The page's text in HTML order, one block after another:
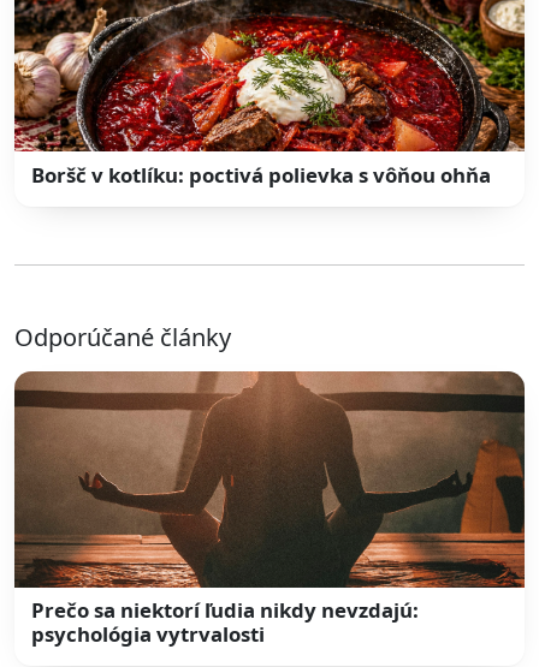
Boršč v kotlíku: poctivá polievka s vôňou ohňa
Odporúčané články
Prečo sa niektorí ľudia nikdy nevzdajú:
psychológia vytrvalosti